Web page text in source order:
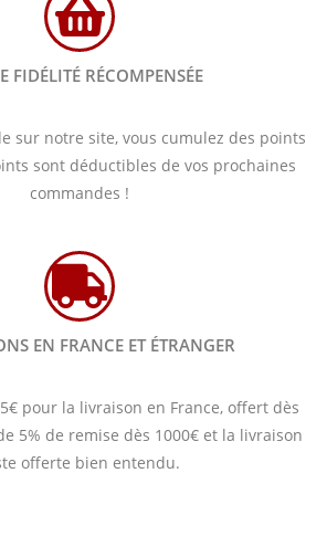
FIDÉLITÉ RÉCOMPENSÉE
sur notre site, vous cumulez des points
sont déductibles de vos prochaines
commandes !
EN FRANCE ET ÉTRANGER
pour la livraison en France, offert dès
5% de remise dès 1000€ et la livraison
offerte bien entendu.